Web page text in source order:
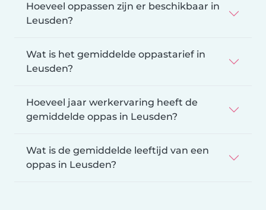
Hoeveel oppassen zijn er beschikbaar in
Leusden?
Wat is het gemiddelde oppastarief in
Leusden?
Hoeveel jaar werkervaring heeft de
gemiddelde oppas in Leusden?
Wat is de gemiddelde leeftijd van een
oppas in Leusden?